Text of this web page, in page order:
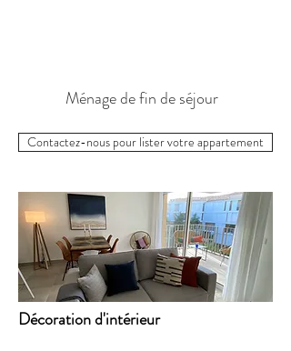
Ménage de fin de séjour
Contactez-nous pour lister votre appartement
Décoration d'intérieur